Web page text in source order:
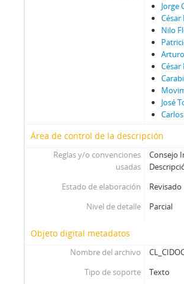
Jorge
César
Nilo
César
José
Área de control de la descripción
Reglas y/o convenciones
usadas
Consejo
Estado de elaboración
Revisado
Nivel de detalle
Parcial
Objeto digital metadatos
Nombre del archivo
Tipo de soporte
Texto